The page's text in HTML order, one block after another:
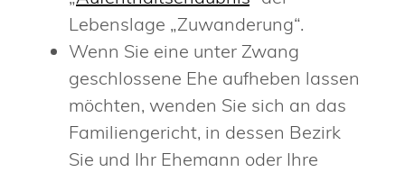
Lebenslage „Zuwanderung“.
Wenn Sie eine unter Zwang
geschlossene Ehe aufheben lassen
möchten, wenden Sie sich an das
Familiengericht, in dessen Bezirk
Sie und Ihr Ehemann oder Ihre